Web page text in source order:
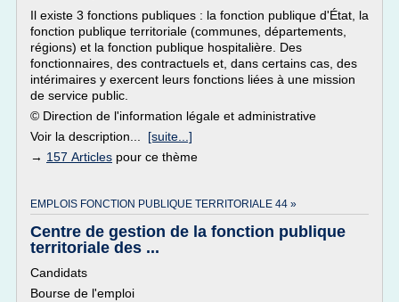
Il existe 3 fonctions publiques : la fonction publique d'État, la
fonction publique territoriale (communes, départements,
régions) et la fonction publique hospitalière. Des
fonctionnaires, des contractuels et, dans certains cas, des
intérimaires y exercent leurs fonctions liées à une mission
de service public.
© Direction de l'information légale et administrative
Voir la description... [suite...]
→ 157 Articles pour ce thème
EMPLOIS FONCTION PUBLIQUE TERRITORIALE 44 »
Centre de gestion de la fonction publique
territoriale des ...
Candidats
Bourse de l'emploi